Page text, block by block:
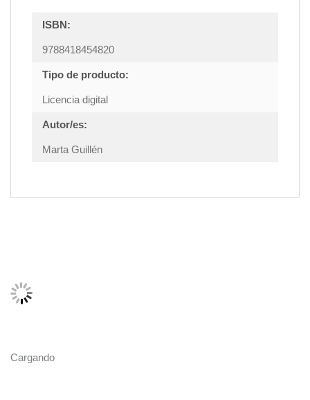
ISBN:
9788418454820
Tipo de producto:
Licencia digital
Autor/es:
Marta Guillén
Cargando